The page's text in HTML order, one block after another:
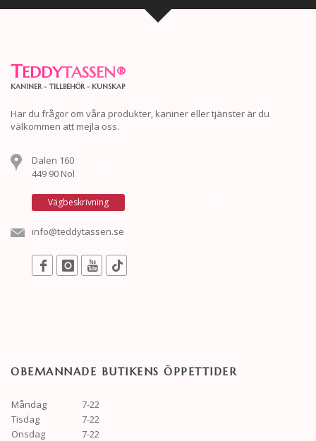
TEDDYTASSEN®
KANINER - TILLBEHÖR - KUNSKAP
Har du frågor om våra produkter, kaniner eller tjänster är du
välkommen att mejla oss.
Dalen 160
449 90 Nol
Vägbeskrivning
info@teddytassen.se
OBEMANNADE BUTIKENS ÖPPETTIDER
Måndag
7-22
Tisdag
7-22
Onsdag
7-22